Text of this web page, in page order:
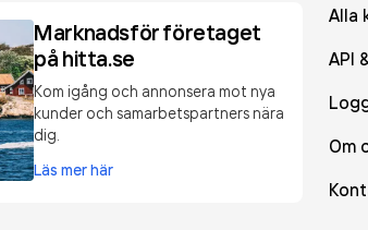
Marknadsför företaget
på hitta.se
Kom igång och annonsera mot nya
kunder och samarbetspartners nära
dig.
Läs mer här
Alla
API
Om